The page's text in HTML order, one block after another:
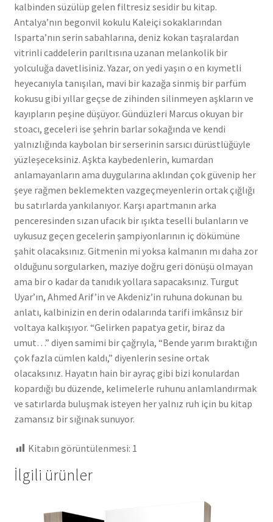
kalbinden süzülüp gelen filtresiz sesidir bu kitap.
Antalya’nın begonvil kokulu Kaleiçi sokaklarından
Isparta’nın serin sabahlarına, deniz kokan taşralardan
vitrinli caddelerin parıltısına uzanan melankolik bir
yolculuğa davetlisiniz. Yazar, on yedi yaşın o en kıymetli
heyecanıyla tanışılan, mavi bir kazağa sinmiş bir parfüm
kokusu gibi yıllar geçse de zihinden silinmeyen aşkların ve
kayıpların peşine düşüyor. Gündüzleri Marcus okuyan bir
stoacı, geceleri ise şehrin barlar sokağında ve kendi
yalnızlığında kaybolan bir serserinin sarsıcı dürüstlüğüyle
yüzleşeceksiniz. Aşkta kaybedenlerin, kumardan
anlamayanların ama duygularına aklından çok güvenip her
şeye rağmen beklemekten vazgeçmeyenlerin ortak çığlığı
bu satırlarda yankılanıyor. Karşı apartmanın arka
penceresinden sızan ufacık bir ışıkta teselli bulanların ve
uykusuz geçen gecelerin şampiyonlarının iç dökümüne
şahit olacaksınız. Gitmenin mi yoksa kalmanın mı daha zor
olduğunu sorgularken, maziye doğru geri dönüşü olmayan
ama bir o kadar da tanıdık yollara sapacaksınız. Turgut
Uyar’ın, Ahmed Arif’in ve Akdeniz’in ruhuna dokunan bu
anlatı, kalbinizin en derin odalarında tarifi imkânsız bir
voltaya kalkışıyor. “Gelirken papatya getir, biraz da
umut…” diyen samimi bir çağrıyla, “Bende yarım bıraktığın
çok fazla cümlen kaldı,” diyenlerin sesine ortak
olacaksınız. Hayatın hain bir ayraç gibi bizi konulardan
kopardığı bu düzende, kelimelerle ruhunu anlamlandırmak
ve satırlarda buluşmak isteyen her yalnız ruh için bu kitap
zamansız bir sığınak sunuyor.
Kitabın görüntülenmesi: 1
İlgili ürünler